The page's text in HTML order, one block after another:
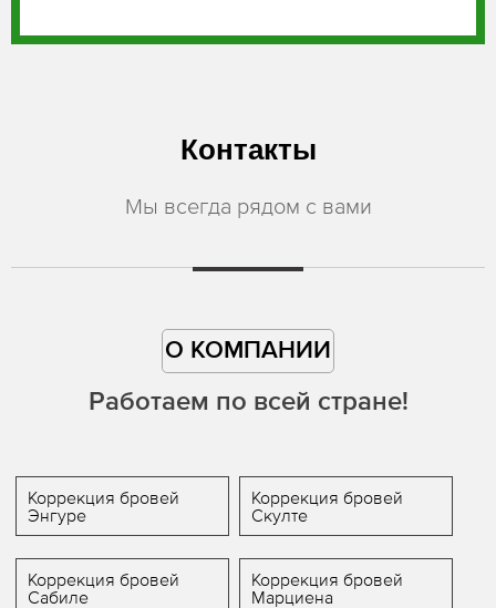
Контакты
Мы всегда рядом с вами
О КОМПАНИИ
Работаем по всей стране!
Коррекция бровей
Энгуре
Коррекция бровей
Скулте
Коррекция бровей
Сабиле
Коррекция бровей
Марциена